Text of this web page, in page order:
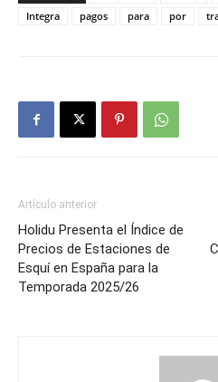
Integra
pagos para por
Artículo anterior
Holidu Presenta el Índice de
Precios de Estaciones de
Esquí en España para la
Temporada 2025/26